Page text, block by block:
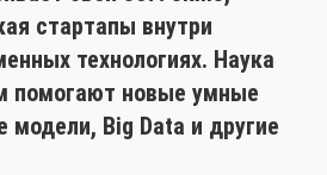
стартапы внутри
технологиях. Наука
помогают новые умные
Big Data и другие